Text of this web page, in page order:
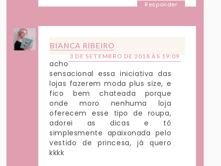
Responder
BIANCA RIBEIRO
3 DE SETEMBRO DE 2018 ÀS 19:09
acho
sensacional essa iniciativa das
lojas fazerem moda plus size, e
fico bem chateada porque
onde moro nenhuma loja
oferecem esse tipo de roupa,
adorei as dicas e tô
simplesmente apaixonada pelo
vestido de princesa, já quero
kkkk